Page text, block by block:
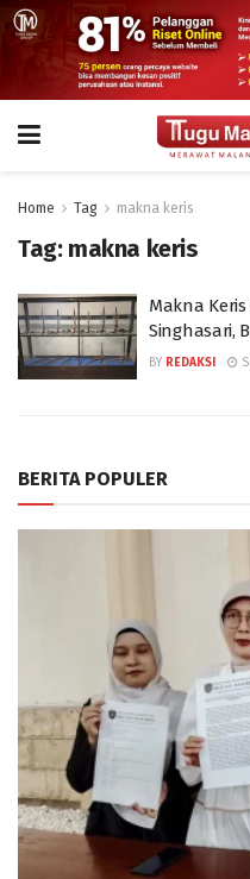
Home Tag makna keris
Tag: makna keris
Makna
Singhasari,
BY REDAKSI
BERITA POPULER